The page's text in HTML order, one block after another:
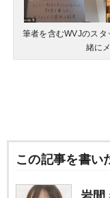
筆者を含むWVJのス
緒に
この記事を書い